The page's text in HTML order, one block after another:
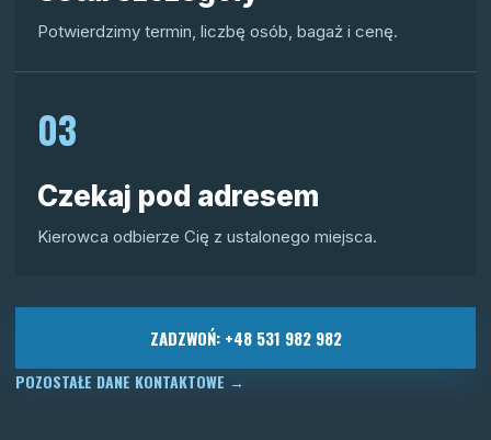
Potwierdzimy termin, liczbę osób, bagaż i cenę.
03
Czekaj pod adresem
Kierowca odbierze Cię z ustalonego miejsca.
ZADZWOŃ: +48 531 982 982
POZOSTAŁE DANE KONTAKTOWE →